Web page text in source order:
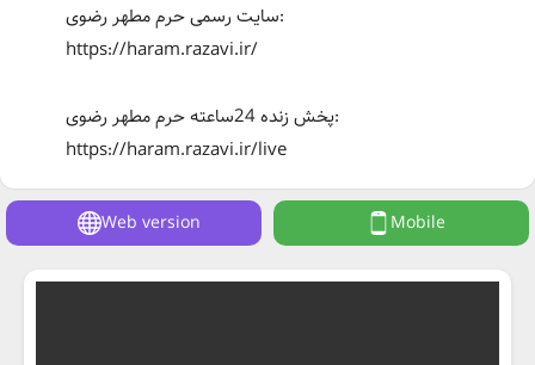
سایت رسمی حرم مطهر رضوی:
https://haram.razavi.ir/
پخش زنده 24ساعته حرم مطهر رضوی:
https://haram.razavi.ir/live
Web version Mobile